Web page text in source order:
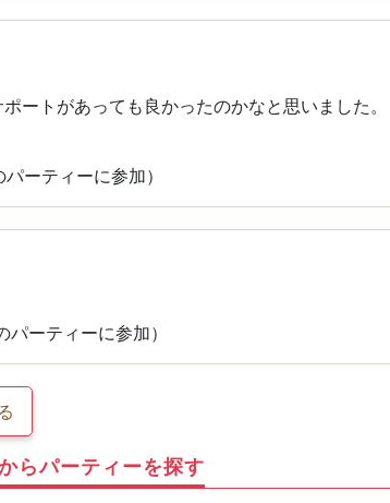
ートがあっても良かったのかなと思いました。
ーティーに参加）
ーティーに参加）
らパーティーを探す